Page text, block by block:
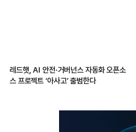
레드햇, AI 안전·거버넌스 자동화 오픈소
스 프로젝트 ‘아사고’ 출범한다